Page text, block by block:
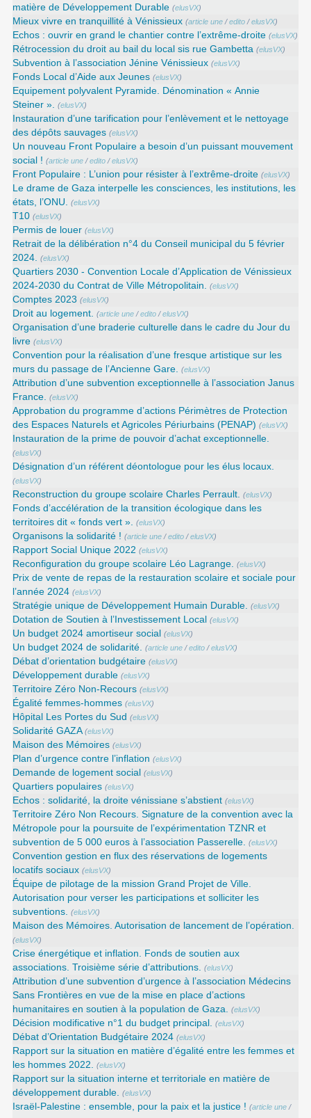
matière de Développement Durable (elusVX)
Mieux vivre en tranquillité à Vénissieux (article une /edito /elusVX)
Echos : ouvrir en grand le chantier contre l’extrême-droite (elusVX)
Rétrocession du droit au bail du local sis rue Gambetta (elusVX)
Subvention à l’association Jénine Vénissieux (elusVX)
Fonds Local d’Aide aux Jeunes (elusVX)
Equipement polyvalent Pyramide. Dénomination « Annie
Steiner ». (elusVX)
Instauration d’une tarification pour l’enlèvement et le nettoyage
des dépôts sauvages (elusVX)
Un nouveau Front Populaire a besoin d’un puissant mouvement
social ! (article une /edito /elusVX)
Front Populaire : L’union pour résister à l’extrême-droite (elusVX)
Le drame de Gaza interpelle les consciences, les institutions, les
états, l’ONU. (elusVX)
T10 (elusVX)
Permis de louer (elusVX)
Retrait de la délibération n°4 du Conseil municipal du 5 février
2024. (elusVX)
Quartiers 2030 - Convention Locale d’Application de Vénissieux
2024-2030 du Contrat de Ville Métropolitain. (elusVX)
Comptes 2023 (elusVX)
Droit au logement. (article une /edito /elusVX)
Organisation d’une braderie culturelle dans le cadre du Jour du
livre (elusVX)
Convention pour la réalisation d’une fresque artistique sur les
murs du passage de l’Ancienne Gare. (elusVX)
Attribution d’une subvention exceptionnelle à l’association Janus
France. (elusVX)
Approbation du programme d’actions Périmètres de Protection
des Espaces Naturels et Agricoles Périurbains (PENAP) (elusVX)
Instauration de la prime de pouvoir d’achat exceptionnelle.
(elusVX)
Désignation d’un référent déontologue pour les élus locaux.
(elusVX)
Reconstruction du groupe scolaire Charles Perrault. (elusVX)
Fonds d’accélération de la transition écologique dans les
territoires dit « fonds vert ». (elusVX)
Organisons la solidarité ! (article une /edito /elusVX)
Rapport Social Unique 2022 (elusVX)
Reconfiguration du groupe scolaire Léo Lagrange. (elusVX)
Prix de vente de repas de la restauration scolaire et sociale pour
l’année 2024 (elusVX)
Stratégie unique de Développement Humain Durable. (elusVX)
Dotation de Soutien à l’Investissement Local (elusVX)
Un budget 2024 amortiseur social (elusVX)
Un budget 2024 de solidarité. (article une /edito /elusVX)
Débat d’orientation budgétaire (elusVX)
Développement durable (elusVX)
Territoire Zéro Non-Recours (elusVX)
Égalité femmes-hommes (elusVX)
Hôpital Les Portes du Sud (elusVX)
Solidarité GAZA (elusVX)
Maison des Mémoires (elusVX)
Plan d’urgence contre l’inflation (elusVX)
Demande de logement social (elusVX)
Quartiers populaires (elusVX)
Echos : solidarité, la droite vénissiane s’abstient (elusVX)
Territoire Zéro Non Recours. Signature de la convention avec la
Métropole pour la poursuite de l’expérimentation TZNR et
subvention de 5 000 euros à l’association Passerelle. (elusVX)
Convention gestion en flux des réservations de logements
locatifs sociaux (elusVX)
Équipe de pilotage de la mission Grand Projet de Ville.
Autorisation pour verser les participations et solliciter les
subventions. (elusVX)
Maison des Mémoires. Autorisation de lancement de l’opération.
(elusVX)
Crise énergétique et inflation. Fonds de soutien aux
associations. Troisième série d’attributions. (elusVX)
Attribution d’une subvention d’urgence à l’association Médecins
Sans Frontières en vue de la mise en place d’actions
humanitaires en soutien à la population de Gaza. (elusVX)
Décision modificative n°1 du budget principal. (elusVX)
Débat d’Orientation Budgétaire 2024 (elusVX)
Rapport sur la situation en matière d’égalité entre les femmes et
les hommes 2022. (elusVX)
Rapport sur la situation interne et territoriale en matière de
développement durable. (elusVX)
Israël-Palestine : ensemble, pour la paix et la justice ! (article une /